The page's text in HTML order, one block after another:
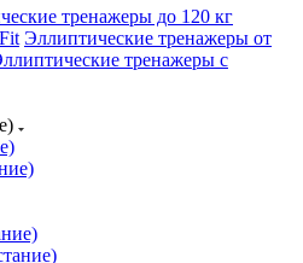
тренажеры до 120 кг
Эллиптические тренажеры от
тренажеры с